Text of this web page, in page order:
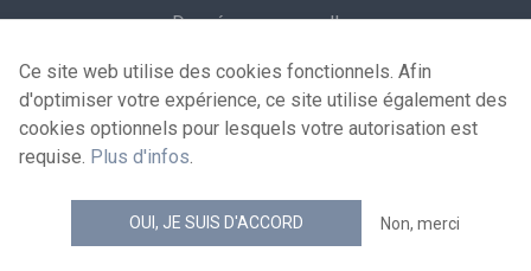
Données personnelles
Conditions de réutilisation
Contactez-nous
news.belgium flux RSS
© 2026 - news.belgium.be
Ce site web utilise des cookies fonctionnels. Afin
d'optimiser votre expérience, ce site utilise également des
cookies optionnels pour lesquels votre autorisation est
requise. Plus d'infos.
OUI, JE SUIS D'ACCORD Non, merci